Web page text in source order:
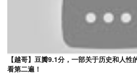
【越哥】豆瓣9.1分，一部关于历史和人
看第二遍！